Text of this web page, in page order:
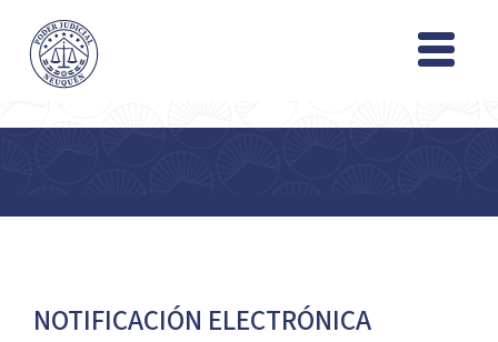
NOTIFICACIÓN ELECTRÓNICA